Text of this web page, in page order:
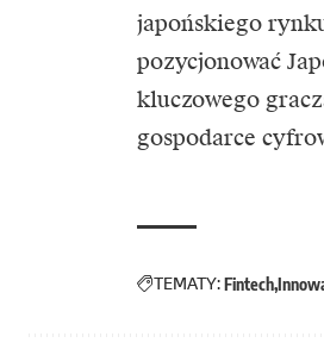
japońskiego
pozycjonować
kluczowego
gospodarce
TEMATY:Fintech